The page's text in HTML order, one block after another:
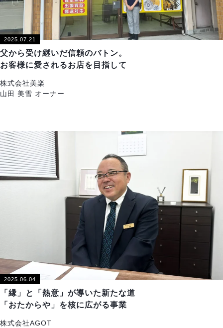
2025.07.21
父から受け継いだ信頼のバトン。
お客様に愛されるお店を目指して
株式会社美楽
山田 美雪 オーナー
2025.06.04
「縁」と「熱意」が導いた新たな道
「おたからや」を核に広がる事業
株式会社AGOT